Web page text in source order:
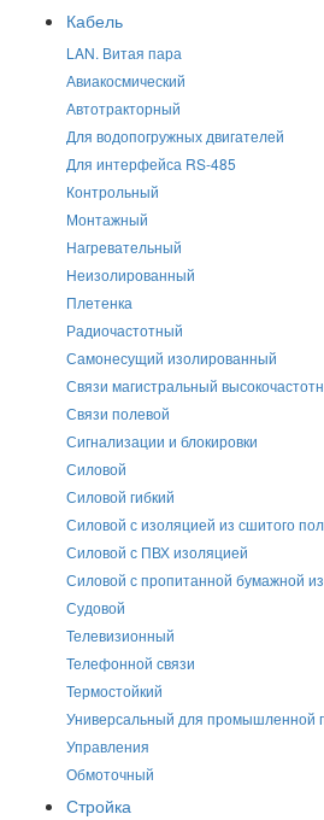
Кабель
LAN. Витая пара
Авиакосмический
Автотракторный
Для водопогружных двигателей
Для интерфейса RS-485
Контрольный
Монтажный
Нагревательный
Неизолированный
Плетенка
Радиочастотный
Самонесущий изолированный
Связи магистральный
Связи полевой
Сигнализации и блокировки
Силовой
Силовой гибкий
Силовой с изоляцией из сшитого
Силовой с ПВХ изоляцией
Силовой с пропитанной бумажной
Судовой
Телевизионный
Телефонной связи
Термостойкий
Универсальный для промышленной
Управления
Обмоточный
Стройка